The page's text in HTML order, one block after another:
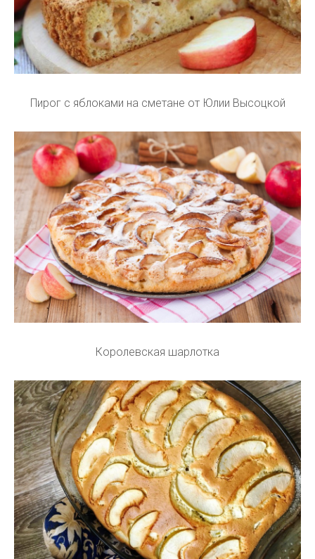
Пирог с яблоками на сметане от Юлии Высоцкой
Королевская шарлотка